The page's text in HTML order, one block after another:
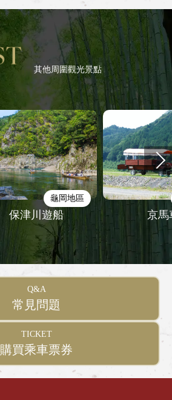
其他周圍觀光景點
龜岡地區
保津川遊船 京馬
Q&A
常見問題
TICKET
購買乘車票券